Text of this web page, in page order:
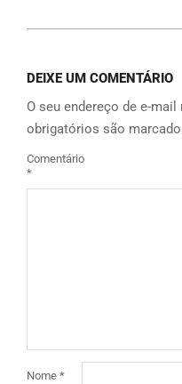
DEIXE UM COMENTÁRIO
O seu endereço de e-
obrigatórios são
Comentário
*
Nome *